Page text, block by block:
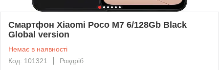
Смартфон Xiaomi Poco M7 6/128Gb Black
Global version
Немає в наявності
Код: 101321
Роздріб